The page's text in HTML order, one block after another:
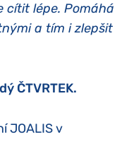
cítit lépe. Pomáhá
a tím i zlepšit
ČTVRTEK.
JOALIS v